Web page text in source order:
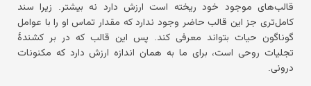
قالب‌های موجود خود ریخته است ارزش دارد نه بیشتر. زیرا سند
کامل‌تری جز این قالب حاضر وجود ندارد که مقدار تماس او را با عوامل
گوناگون حیات بتواند معرفی کند. پس این قالب که در بر کشندهٔ
تجلیات روحی است، برای ما به همان اندازه ارزش دارد که مکنونات
درونی.